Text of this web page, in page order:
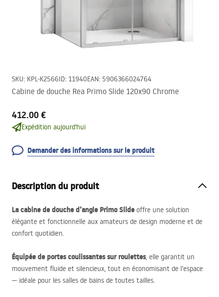
SKU: KPL-K2566ID: 11940EAN: 5906366024764
Cabine de douche Rea Primo Slide 120x90 Chrome
412.00 €
Expédition aujourd'hui
Demander des informations sur le produit
Description du produit
La cabine de douche d’angle Primo Slide offre une solution
élégante et fonctionnelle aux amateurs de design moderne et de
confort quotidien.
Équipée de portes coulissantes sur roulettes, elle garantit un
mouvement fluide et silencieux, tout en économisant de l’espace
— idéale pour les salles de bains de toutes tailles.